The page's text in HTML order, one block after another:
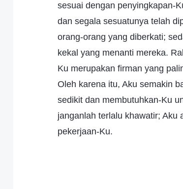
sesuai dengan penyingkapan-
dan segala sesuatunya telah
orang-orang yang diberkati;
kekal yang menanti mereka.
Ku merupakan firman yang
Oleh karena itu, Aku semakin
sedikit dan membutuhkan-Ku
janganlah terlalu khawatir; Aku
pekerjaan-Ku.